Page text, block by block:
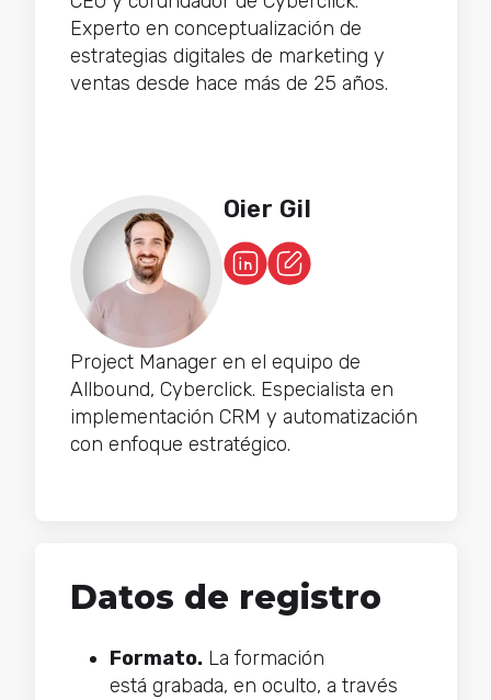
Experto en conceptualización de
estrategias digitales de marketing y
ventas desde hace más de 25 años.
Oier Gil
Project Manager en el equipo de
Allbound, Cyberclick. Especialista en
implementación CRM y automatización
con enfoque estratégico.
Datos de registro
Formato.La formación
está grabada, en oculto, a través